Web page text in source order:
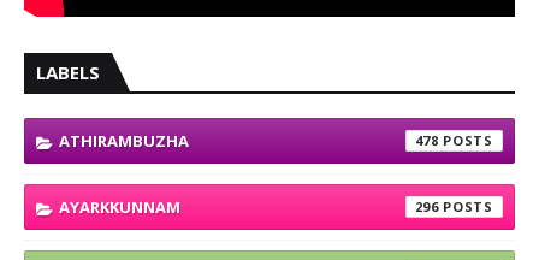
LABELS
ATHIRAMBUZHA 478
AYARKKUNNAM 296